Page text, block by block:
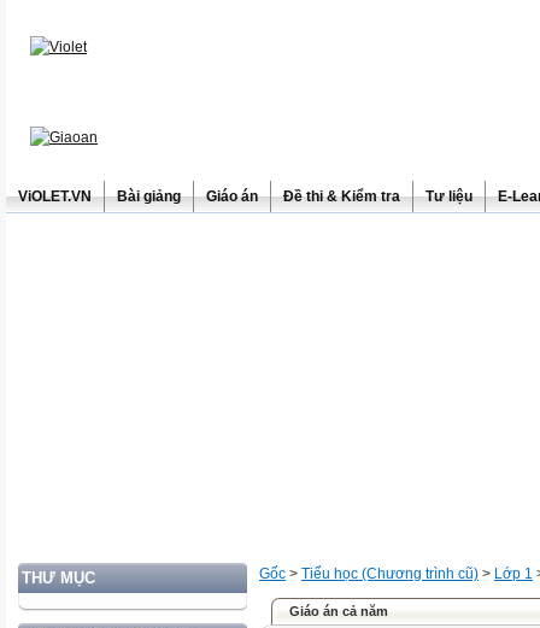
ViOLET.VN Bài giảng Giáo án Đề thi & Kiểm tra Tư liệu E-
THƯ MỤC Gốc > Tiểu học (Chương trình cũ) > Lớp 1
Giáo án cả năm